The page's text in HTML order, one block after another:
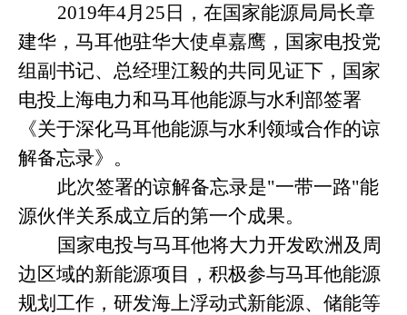
2019年4月25日，在国家能源局局长章
建华，马耳他驻华大使卓嘉鹰，国家电投党
组副书记、总经理江毅的共同见证下，国家
电投上海电力和马耳他能源与水利部签署
《关于深化马耳他能源与水利领域合作的谅
解备忘录》。
此次签署的谅解备忘录是"一带一路"能
源伙伴关系成立后的第一个成果。
国家电投与马耳他将大力开发欧洲及周
边区域的新能源项目，积极参与马耳他能源
规划工作，研发海上浮动式新能源、储能等